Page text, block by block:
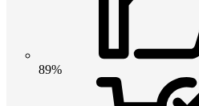
89%